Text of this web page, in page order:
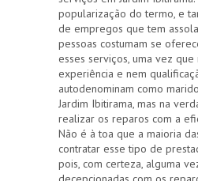
popularização do termo, e
de empregos que tem
pessoas costumam se
esses serviços, uma vez
experiência e nem
autodenominam como
Jardim Ibitirama, mas na
realizar os reparos com a
Não é à toa que a maioria
contratar esse tipo de
pois, com certeza, alguma